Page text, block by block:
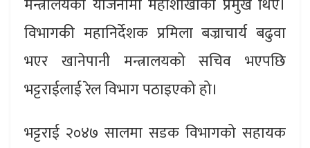
मन्त्रालयको योजनामा महाशाखाका प्रमुख थिए।
विभागकी महानिर्देशक प्रमिला बज्राचार्य बढुवा
भएर खानेपानी मन्त्रालयको सचिव भएपछि
भट्टराईलाई रेल विभाग पठाइएको हो।
भट्टराई २०४७ सालमा सडक विभागको सहायक